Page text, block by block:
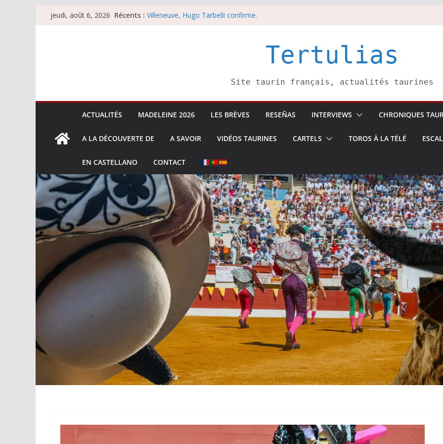
Passerjeudi, août 6, 2026 Récents : Villeneuve, Hugo Tarbelli confirme.
Tertulias
Site taurin français, actualités taurines
ACTUALITÉS MADELEINE 2026 LES BRÈVES RESEÑAS INTERVIEWS CHRONIQUES
A LA DÉCOUVERTE DE A SAVOIR VIDÉOS TAURINES CARTELS TOROS À LA TÉLÉ
EN CASTELLANO CONTACT